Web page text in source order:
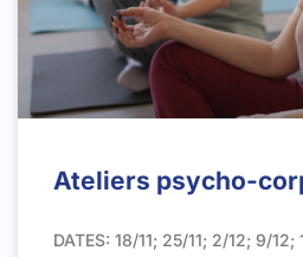
Ateliers psycho-
DATES: 18/11; 25/11; 2/12; 9/